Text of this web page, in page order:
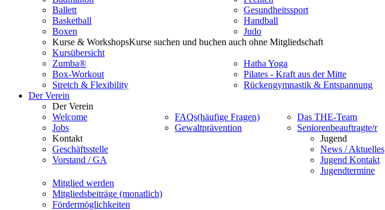
Ballett
Basketball
Boxen
Gesundheitssport
Handball
Judo
Kurse & WorkshopsKurse suchen und buchen auch ohne Mitgliedschaft
Kursübersicht
Zumba®
Box-Workout
Stretch & Flexibility
Hatha Yoga
Pilates - Kraft aus der Mitte
Rückengymnastik & Entspannung
Der Verein
Der Verein
Welcome
FAQs(häufige Fragen) Das THE-Team
Jobs
Gewaltprävention Seniorenbeauftragte/r
Kontakt
Geschäftsstelle
Vorstand / GA
Jugend
News / Aktuelles
Jugend Kontakt
Jugendtermine
Mitglied werden
Mitgliedsbeiträge (monatlich)
Fördermöglichkeiten